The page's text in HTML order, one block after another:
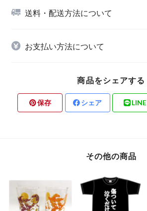
送料・配送方法について
お支払い方法について
商品をシェアする
保存 シェア LINE
その他の商品